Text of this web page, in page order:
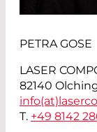
PETRA GOSE
LASER
82140
info(at)
T. +49 8142